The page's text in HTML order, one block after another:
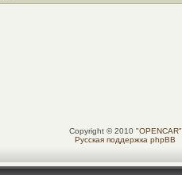
Copyright © 2010 "OPENCAR"
Русская поддержка phpBB